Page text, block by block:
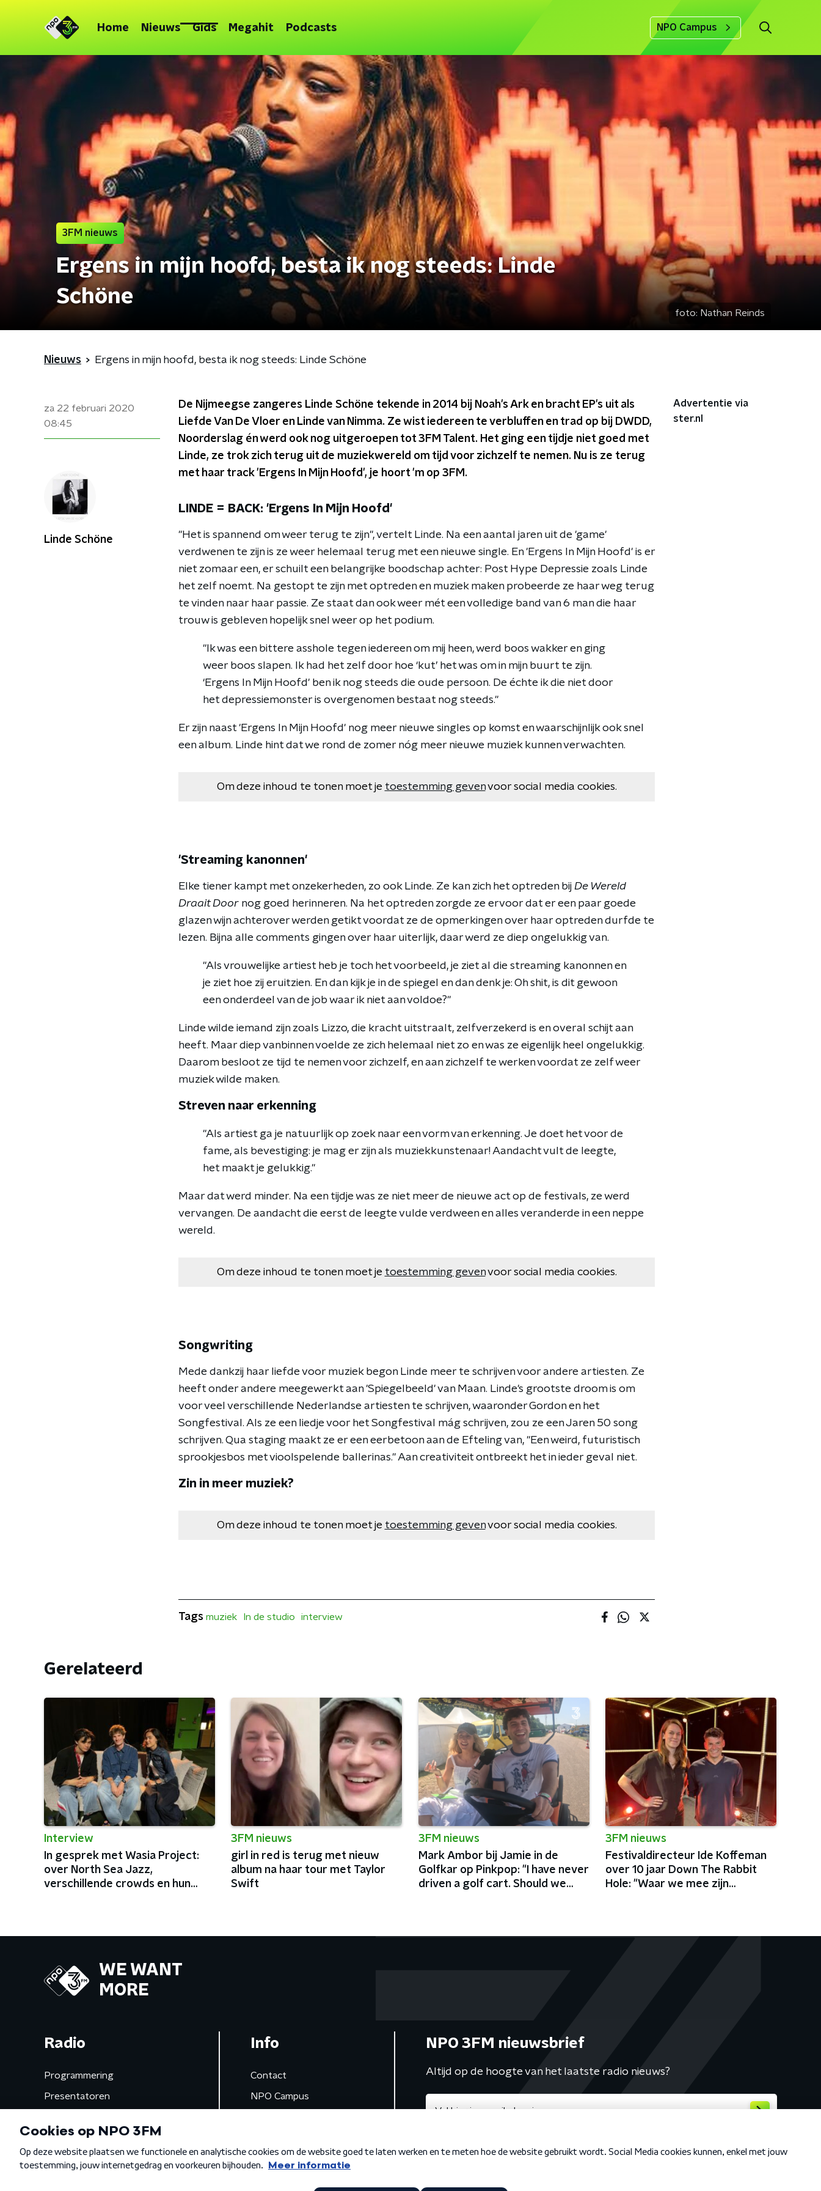
Home Nieuws Gids Megahit Podcasts NPO Campus
3FM nieuws
Ergens in mijn hoofd, besta ik nog steeds: Linde
Schöne
foto: Nathan Reinds
Nieuws Ergens in mijn hoofd, besta ik nog steeds: Linde Schöne
za 22 februari 2020
08:45
De Nijmeegse zangeres Linde Schöne tekende in 2014 bij Noah's Ark en bracht EP's uit als
Liefde Van De Vloer en Linde van Nimma. Ze wist iedereen te verbluffen en trad op bij DWDD,
Noorderslag én werd ook nog uitgeroepen tot 3FM Talent. Het ging een tijdje niet goed met
Linde, ze trok zich terug uit de muziekwereld om tijd voor zichzelf te nemen. Nu is ze terug
met haar track 'Ergens In Mijn Hoofd', je hoort 'm op 3FM.
LINDE = BACK: 'Ergens In Mijn Hoofd'
"Het is spannend om weer terug te zijn", vertelt Linde. Na een aantal jaren uit de 'game'
verdwenen te zijn is ze weer helemaal terug met een nieuwe single. En 'Ergens In Mijn Hoofd' is er
niet zomaar een, er schuilt een belangrijke boodschap achter: Post Hype Depressie zoals Linde
het zelf noemt. Na gestopt te zijn met optreden en muziek maken probeerde ze haar weg terug
te vinden naar haar passie. Ze staat dan ook weer mét een volledige band van 6 man die haar
trouw is gebleven hopelijk snel weer op het podium.
"Ik was een bittere asshole tegen iedereen om mij heen, werd boos wakker en ging
weer boos slapen. Ik had het zelf door hoe ‘kut’ het was om in mijn buurt te zijn.
‘Ergens In Mijn Hoofd' ben ik nog steeds die oude persoon. De échte ik die niet door
het depressiemonster is overgenomen bestaat nog steeds."
Er zijn naast 'Ergens In Mijn Hoofd' nog meer nieuwe singles op komst en waarschijnlijk ook snel
een album. Linde hint dat we rond de zomer nóg meer nieuwe muziek kunnen verwachten.
Om deze inhoud te tonen moet je toestemming gevenvoor social media cookies.
'Streaming kanonnen'
Elke tiener kampt met onzekerheden, zo ook Linde. Ze kan zich het optreden bij De Wereld
Draait Door nog goed herinneren. Na het optreden zorgde ze ervoor dat er een paar goede
glazen wijn achterover werden getikt voordat ze de opmerkingen over haar optreden durfde te
lezen. Bijna alle comments gingen over haar uiterlijk, daar werd ze diep ongelukkig van.
"Als vrouwelijke artiest heb je toch het voorbeeld, je ziet al die streaming kanonnen en
je ziet hoe zij eruitzien. En dan kijk je in de spiegel en dan denk je: Oh shit, is dit gewoon
een onderdeel van de job waar ik niet aan voldoe?"
Linde wilde iemand zijn zoals Lizzo, die kracht uitstraalt, zelfverzekerd is en overal schijt aan
heeft. Maar diep vanbinnen voelde ze zich helemaal niet zo en was ze eigenlijk heel ongelukkig.
Daarom besloot ze tijd te nemen voor zichzelf, en aan zichzelf te werken voordat ze zelf weer
muziek wilde maken.
Streven naar erkenning
"Als artiest ga je natuurlijk op zoek naar een vorm van erkenning. Je doet het voor de
fame, als bevestiging: je mag er zijn als muziekkunstenaar! Aandacht vult de leegte,
het maakt je gelukkig."
Maar dat werd minder. Na een tijdje was ze niet meer de nieuwe act op de festivals, ze werd
vervangen. De aandacht die eerst de leegte vulde verdween en alles veranderde in een neppe
wereld.
Om deze inhoud te tonen moet je toestemming gevenvoor social media cookies.
Songwriting
Mede dankzij haar liefde voor muziek begon Linde meer te schrijven voor andere artiesten. Ze
heeft onder andere meegewerkt aan 'Spiegelbeeld' van Maan. Linde's grootste droom is om
voor veel verschillende Nederlandse artiesten te schrijven, waaronder Gordon en het
Songfestival. Als ze een liedje voor het Songfestival mág schrijven, zou ze een Jaren 50 song
schrijven. Qua staging maakt ze er een eerbetoon aan de Efteling van, "Een weird, futuristisch
sprookjesbos met vioolspelende ballerinas." Aan creativiteit ontbreekt het in ieder geval niet.
Zin in meer muziek?
Om deze inhoud te tonen moet je toestemming gevenvoor social media cookies.
Advertentie via
ster.nl
Linde Schöne
Tags muziek In de studio interview
Gerelateerd
Interview
In gesprek met Wasia Project:
over North Sea Jazz,
verschillende crowds en hun
3FM nieuws
girl in red is terug met nieuw
album na haar tour met Taylor
Swift
3FM nieuws
Mark Ambor bij Jamie in de
Golfkar op Pinkpop: "I have never
driven a golf cart. Should we
3FM nieuws
Festivaldirecteur Ide Koffeman
over 10 jaar Down The Rabbit
Hole: "Waar we mee zijn
WE WANT
MORE
Radio
Programmering
Presentatoren
Gemist
Info
Contact
NPO Campus
NPO 3FM nieuwsbrief
Altijd op de hoogte van het laatste radio nieuws?
Algemene voorwaarden Privacybeleid